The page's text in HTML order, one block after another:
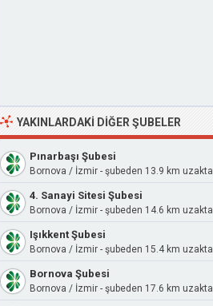
YAKINLARDAKI DIĞER ŞUBELER
Pınarbaşı Şubesi
Bornova / İzmir - şubeden 13.9 km uzakta
4. Sanayi Sitesi Şubesi
Bornova / İzmir - şubeden 14.6 km uzakta
Işıkkent Şubesi
Bornova / İzmir - şubeden 15.4 km uzakta
Bornova Şubesi
Bornova / İzmir - şubeden 17.6 km uzakta